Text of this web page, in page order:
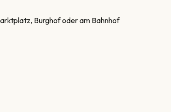
Burghof oder am Bahnhof